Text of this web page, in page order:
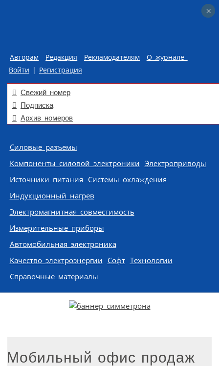
Авторам Редакция Рекламодателям
О журнале
Войти | Регистрация
Свежий номер
Подписка
Архив номеров
Skip to content
Силовые разъемы
Компоненты силовой электроники Электроприводы
Источники питания Системы охлаждения
Индукционный нагрев
Электромагнитная совместимость
Измерительные приборы
Автомобильная электроника
Качество электроэнергии Софт Технологии
Справочные материалы
Мобильный офис продаж
×
×